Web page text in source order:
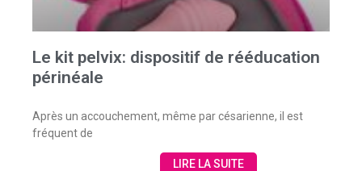
Le kit pelvix: dispositif de rééducation
périnéale
Après un accouchement, même par césarienne, il est
fréquent de
LIRE LA SUITE